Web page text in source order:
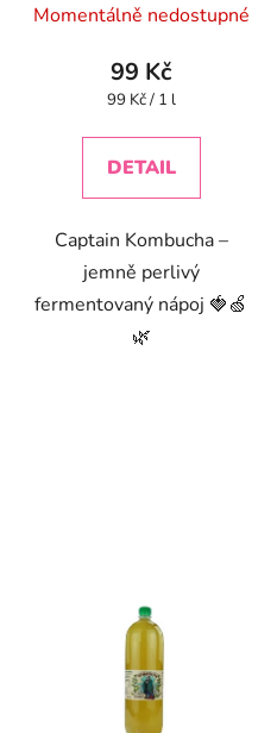
Momentálně nedostupné
99 Kč
Měrná
99 Kč / 1 l
DETAIL
Captain Kombucha –
jemně perlivý
fermentovaný nápoj 🍓🍏
🌿